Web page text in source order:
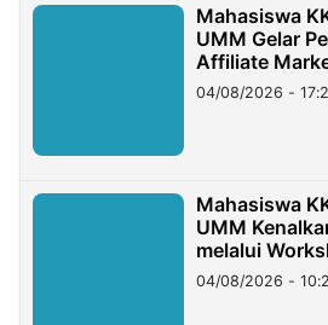
Mahasiswa
UMM Gelar
Affiliate
Migran
04/08/2026 -
Mahasiswa
UMM
melalui
di Taiwan
04/08/2026 -